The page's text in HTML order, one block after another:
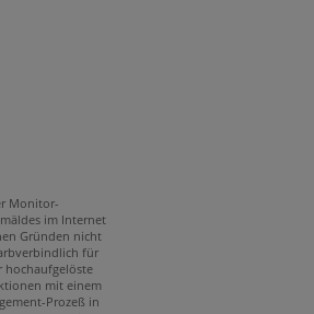
Monitor-
im Internet
Gründen nicht
für
hochaufgelöste
mit einem
Prozeß in